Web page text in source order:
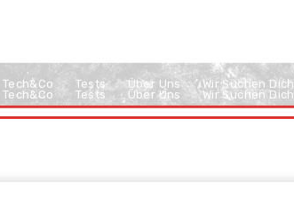
Tech&Co Tests Über Uns Wir Suchen Dich
Tech&Co Tests Über Uns Wir Suchen Dich